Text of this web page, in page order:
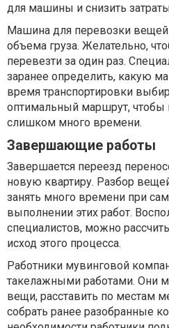
для машины и снизить
Машина для перевозки вещей
объема груза. Желательно,
перевезти за один раз.
заранее определить, какую
время транспортировки
оптимальный маршрут, чтобы
слишком много времени.
Завершающие работы
Завершается переезд
новую квартиру. Разбор
занять много времени при
выполнении этих работ.
специалистов, можно
исход этого процесса.
Работники мувинговой
такелажными работами. Они
вещи, расставить по местам
собрать ранее разобранные